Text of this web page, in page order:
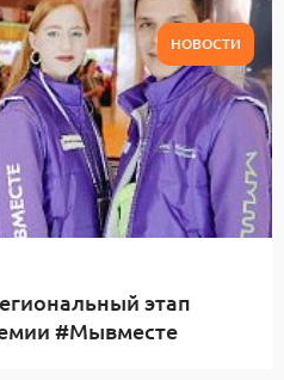
НОВОСТИ
этап
#Мывместе